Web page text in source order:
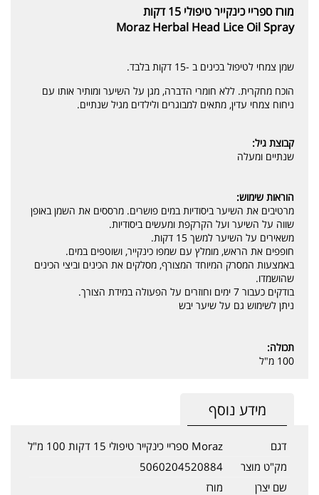
מורז ספריי כינקייר טיפולי 15 דקות
Moraz Herbal Head Lice Oil Spray
שמן צמחי לטיפול בכינים ב -15 דקות בלבד.
הוכח מחקרית. ללא חומרי הדברה, מגן על השיער ומותיר אותו עם
ניחוח צמחי עדין, מתאים למבוגרים ולילדים מגיל שנתיים.
קבוצת גיל:
שנתיים ומעלה
הוראות שימוש:
מרטיבים את השיער ביסודיות במים פושרים. מרססים את השמן באופן
שווה על השיער ועל הקרקפת ומעשים ביסודיות.
משאירים על השיער למשך 15 דקות.
חופפים את הראש, מומלץ עם שמפו כינקייר, ושוטפים במים.
באמצעות המסרק המיוחד המצורף, מסלקים את הכינים וביצי הכינים
שהושמדו.
בודקים כעבור 7 ימים וחוזרים על הפעולה במידת הצורך.
ניתן לשימוש גם על שיער יבש
תכולה:
100 מ"ל
מידע נוסף
דגם
Moraz ספריי כינקייר טיפולי 15 דקות 100 מ"ל
מק"ט מוצר
5060204520884
שם יצרן
מורז